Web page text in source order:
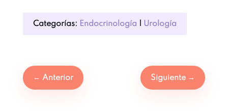
Categorías: Endocrinología Urología
← Anterior Siguiente →